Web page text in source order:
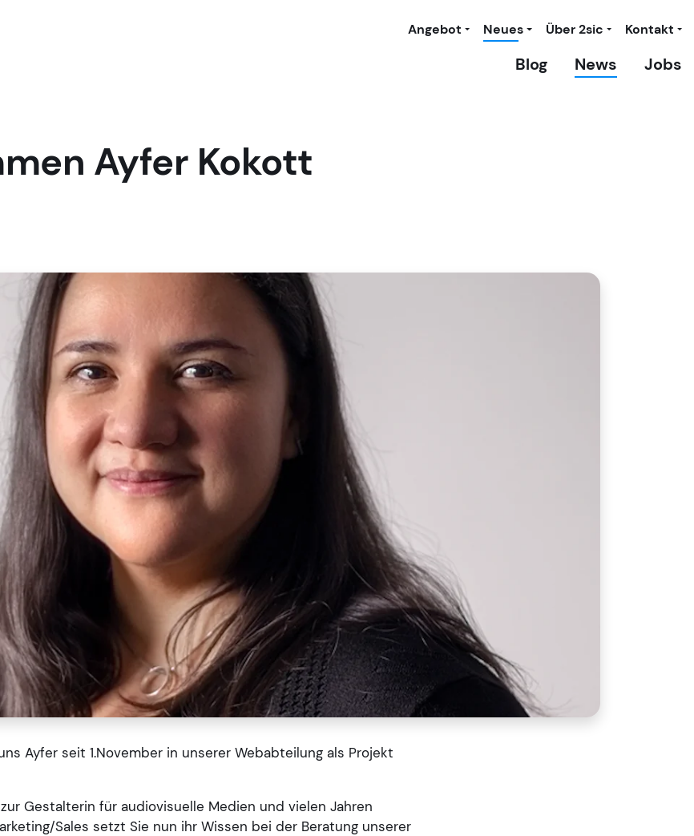
Angebot Neues Über 2sic Kontakt
Blog News Jobs
Ayfer Kokott
Ayfer seit 1.November in unserer Webabteilung als Projekt
Gestalterin für audiovisuelle Medien und vielen Jahren
Sales setzt Sie nun ihr Wissen bei der Beratung unserer